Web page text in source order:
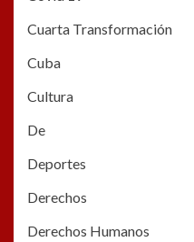
Cuarta Transformación
Cuba
Cultura
De
Deportes
Derechos
Derechos Humanos